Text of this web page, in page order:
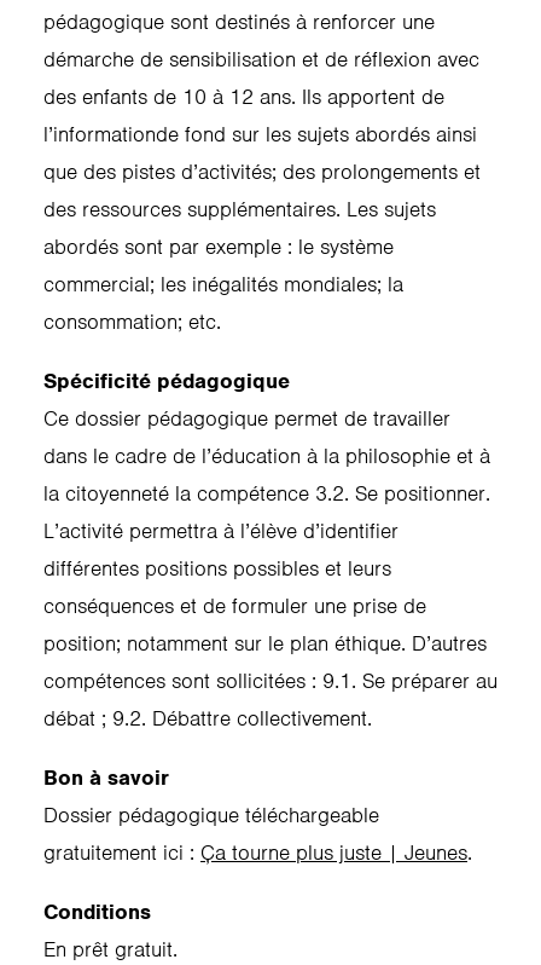
pédagogique sont destinés à renforcer une
démarche de sensibilisation et de réflexion avec
des enfants de 10 à 12 ans. Ils apportent de
l’informationde fond sur les sujets abordés ainsi
que des pistes d’activités; des prolongements et
des ressources supplémentaires. Les sujets
abordés sont par exemple : le système
commercial; les inégalités mondiales; la
consommation; etc.
Spécificité pédagogique
Ce dossier pédagogique permet de travailler
dans le cadre de l’éducation à la philosophie et à
la citoyenneté la compétence 3.2. Se positionner.
L’activité permettra à l’élève d’identifier
différentes positions possibles et leurs
conséquences et de formuler une prise de
position; notamment sur le plan éthique. D’autres
compétences sont sollicitées : 9.1. Se préparer au
débat ; 9.2. Débattre collectivement.
Bon à savoir
Dossier pédagogique téléchargeable
gratuitement ici : Ça tourne plus juste | Jeunes.
Conditions
En prêt gratuit.